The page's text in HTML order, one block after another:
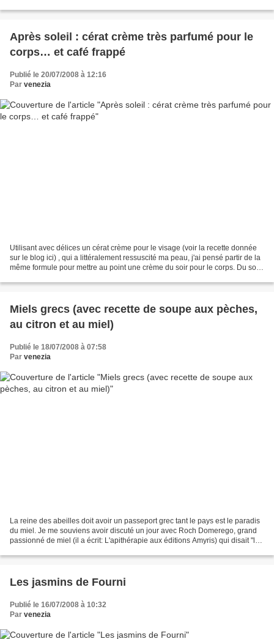
Après soleil : cérat crème très parfumé pour le
corps… et café frappé
Publié le 20/07/2008 à 12:16
Par venezia
Utilisant avec délices un cérat crème pour le visage (voir la recette donnée
sur le blog ici) , qui a littéralement ressuscité ma peau, j'ai pensé partir de la
même formule pour mettre au point une crème du soir pour le corps. Du soir,
Miels grecs (avec recette de soupe aux pèches,
au citron et au miel)
Publié le 18/07/2008 à 07:58
Par venezia
La reine des abeilles doit avoir un passeport grec tant le pays est le paradis
du miel. Je me souviens avoir discuté un jour avec Roch Domerego, grand
passionné de miel (il a écrit: L'apithérapie aux éditions Amyris) qui disait "le
Les jasmins de Fourni
Publié le 16/07/2008 à 10:32
Par venezia